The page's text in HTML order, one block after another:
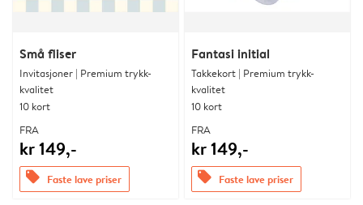
Små fliser
Invitasjoner | Premium trykk-
kvalitet
10 kort
FRA
kr 149,-
offers Faste lave priser
Fantasi initial
Takkekort | Premium trykk-
kvalitet
10 kort
FRA
kr 149,-
offers Faste lave priser